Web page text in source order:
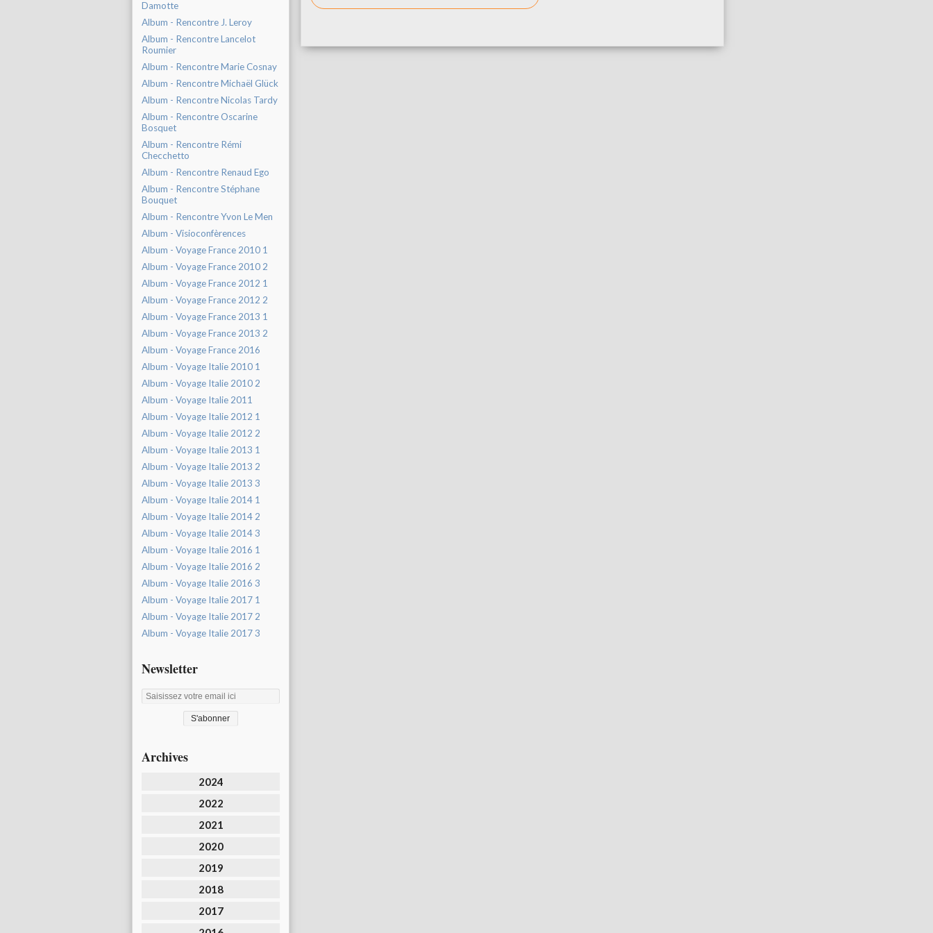
Damotte
Album - Rencontre J. Leroy
Album - Rencontre Lancelot
Roumier
Album - Rencontre Marie Cosnay
Album - Rencontre Michaël Glück
Album - Rencontre Nicolas Tardy
Album - Rencontre Oscarine
Bosquet
Album - Rencontre Rémi
Checchetto
Album - Rencontre Renaud Ego
Album - Rencontre Stéphane
Bouquet
Album - Rencontre Yvon Le Men
Album - Visioconfèrences
Album - Voyage France 2010 1
Album - Voyage France 2010 2
Album - Voyage France 2012 1
Album - Voyage France 2012 2
Album - Voyage France 2013 1
Album - Voyage France 2013 2
Album - Voyage France 2016
Album - Voyage Italie 2010 1
Album - Voyage Italie 2010 2
Album - Voyage Italie 2011
Album - Voyage Italie 2012 1
Album - Voyage Italie 2012 2
Album - Voyage Italie 2013 1
Album - Voyage Italie 2013 2
Album - Voyage Italie 2013 3
Album - Voyage Italie 2014 1
Album - Voyage Italie 2014 2
Album - Voyage Italie 2014 3
Album - Voyage Italie 2016 1
Album - Voyage Italie 2016 2
Album - Voyage Italie 2016 3
Album - Voyage Italie 2017 1
Album - Voyage Italie 2017 2
Album - Voyage Italie 2017 3
Newsletter
Archives
2024
2022
2021
2020
2019
2018
2017